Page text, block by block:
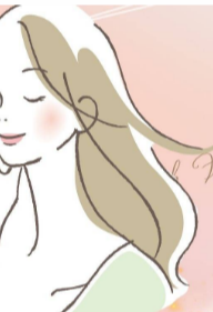
に寄り添っています。
ず、
聞いてあげませんか？🥰